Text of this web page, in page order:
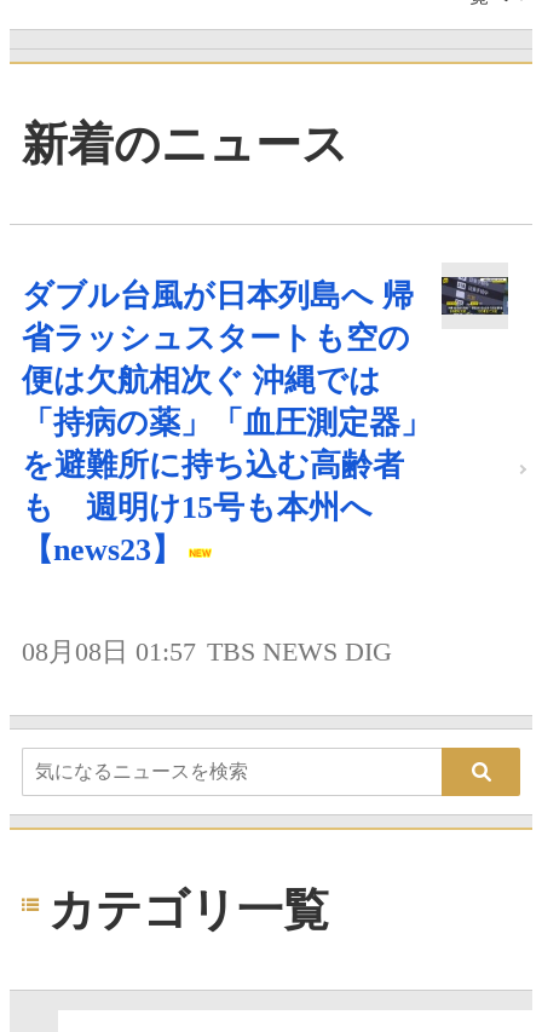
新着のニュース
ダブル台風が日本列島へ 帰
省ラッシュスタートも空の
便は欠航相次ぐ 沖縄では
「持病の薬」「血圧測定器」
を避難所に持ち込む高齢者
も 週明け15号も本州へ
【news23】
08月08日 01:57 TBS NEWS DIG
カテゴリ一覧